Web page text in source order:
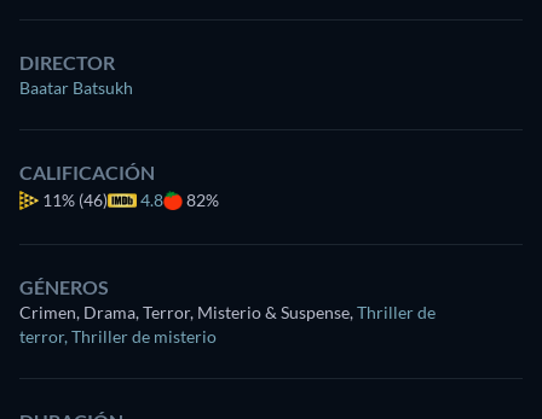
DIRECTOR
Baatar Batsukh
CALIFICACIÓN
11% (46) 4.8 82%
GÉNEROS
Crimen, Drama, Terror, Misterio & Suspense,Thriller de
terror, Thriller de misterio